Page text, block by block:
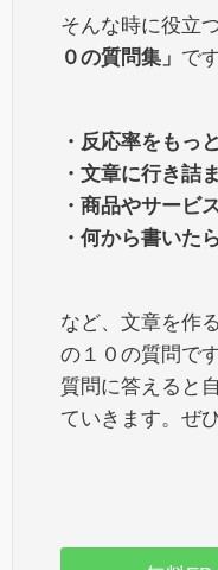
そんな時に役立
０の質問集」 で
・反応率をもっ
・文章に行き詰
・商品やサービ
・何から書いた
など、文章を作
の１０の質問です
質問に答えると
ていきます。ぜ